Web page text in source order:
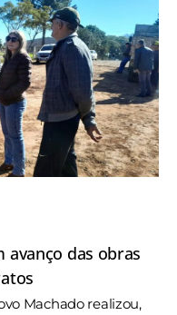
avanço das obras
Machado realizou,